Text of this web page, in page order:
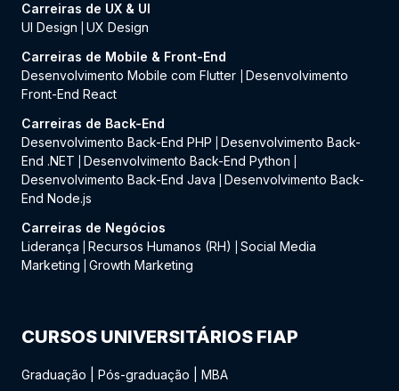
Carreiras de UX & UI
UI Design
UX Design
Carreiras de Mobile & Front-End
Desenvolvimento Mobile com Flutter
Desenvolvimento
Front-End React
Carreiras de Back-End
Desenvolvimento Back-End PHP
Desenvolvimento Back-
End .NET
Desenvolvimento Back-End Python
Desenvolvimento Back-End Java
Desenvolvimento Back-
End Node.js
Carreiras de Negócios
Liderança
Recursos Humanos (RH)
Social Media
Marketing
Growth Marketing
CURSOS UNIVERSITÁRIOS FIAP
Graduação Pós-graduação MBA